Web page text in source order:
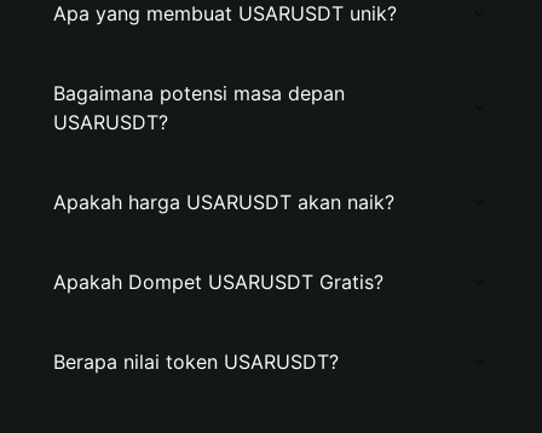
Apa yang membuat USARUSDT unik?
Bagaimana potensi masa depan
USARUSDT?
Apakah harga USARUSDT akan naik?
Apakah Dompet USARUSDT Gratis?
Berapa nilai token USARUSDT?